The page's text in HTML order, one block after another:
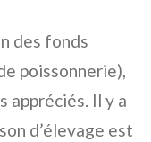
des fonds
poissonnerie),
appréciés. Il y a
d’élevage est